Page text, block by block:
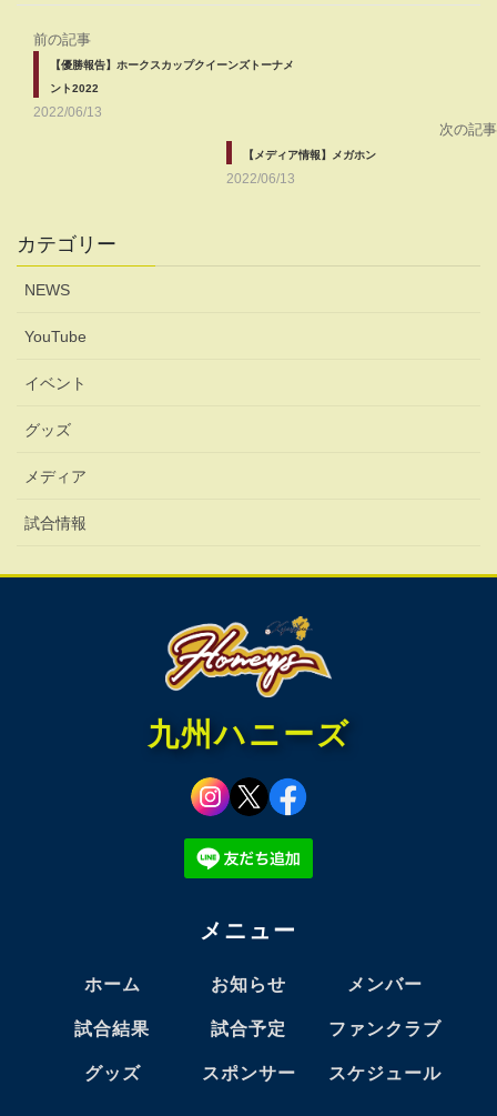
前の記事
【優勝報告】ホークスカップクイーンズトーナメ
ント2022
2022/06/13
次の記事
【メディア情報】メガホン
2022/06/13
カテゴリー
NEWS
YouTube
イベント
グッズ
メディア
試合情報
九州ハニーズ
メニュー
ホーム お知らせ メンバー
試合結果 試合予定 ファンクラブ
グッズ スポンサー スケジュール